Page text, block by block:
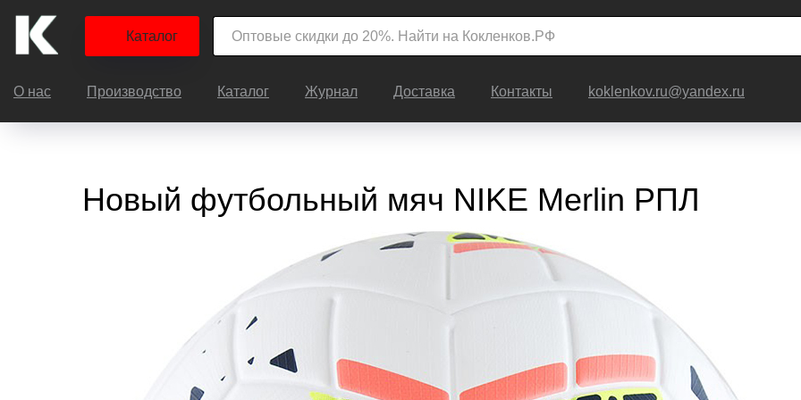
Каталог
О нас Производство Каталог Журнал Доставка Контакты koklenkov.ru@yandex.ru
Новый футбольный мяч NIKE Merlin РПЛ